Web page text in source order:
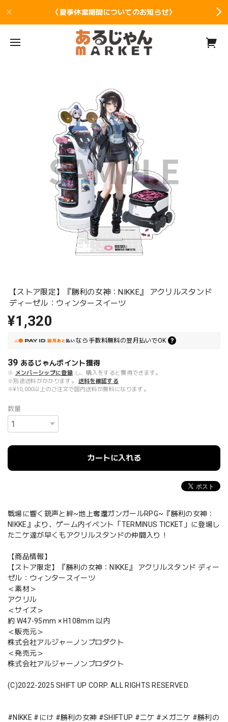
〈夏季休業期間についてのお知らせ〉
【ストア限定】『勝利の女神：NIKKE』 アクリルスタンド
ディーゼル：ウィンタースイーツ
¥1,320
なら 手数料無料の翌月払いでOK
39 あるじゃんポイント獲得
※ メンバーシップに登録 し、購入をすると獲得できます。
※別途送料がかかります。
送料を確認する
※¥10,000以上のご注文で国内送料が無料になります。
数量
カートに入れる
戦場に響く銃声と絆~地上奪還ガンガールRPG~『勝利の女神：
NIKKE』より、ゲーム内イベント「TERMINUS TICKET」に登場し
たニケ達が早くもアクリルスタンドの仲間入り！
【商品情報】
【ストア限定】『勝利の女神：NIKKE』 アクリルスタンド ディー
ゼル：ウィンタースイーツ
＜素材＞
アクリル
＜サイズ＞
約 W47-95mm × H108mm 以内
＜販売元＞
株式会社アルジャーノンプロダクト
＜発売元＞
株式会社アルジャーノンプロダクト
(C)2022-2025 SHIFT UP CORP. ALL RIGHTS RESERVED.
#NIKKE #にけ #勝利の女神 #SHIFTUP #ニケ #メガニケ #勝利の